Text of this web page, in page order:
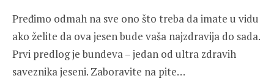
Pređimo odmah na sve ono što treba da imate u vidu
ako želite da ova jesen bude vaša najzdravija do sada.
Prvi predlog je bundeva – jedan od ultra zdravih
saveznika jeseni. Zaboravite na pite…